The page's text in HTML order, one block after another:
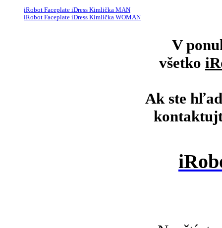
iRobot Faceplate iDress Kimlička MAN
iRobot Faceplate iDress Kimlička WOMAN
V
všetko
Ak ste